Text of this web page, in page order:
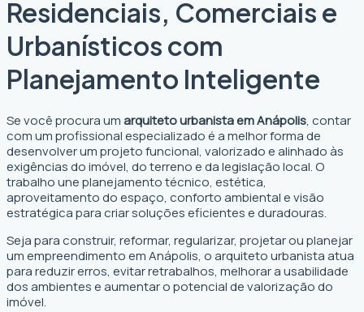
Residenciais, Comerciais e
Urbanísticos com
Planejamento Inteligente
Se você procura umarquiteto urbanista em Anápolis, contar
com um profissional especializado é a melhor forma de
desenvolver um projeto funcional, valorizado e alinhado às
exigências do imóvel, do terreno e da legislação local. O
trabalho une planejamento técnico, estética,
aproveitamento do espaço, conforto ambiental e visão
estratégica para criar soluções eficientes e duradouras.
Seja para construir, reformar, regularizar, projetar ou planejar
um empreendimento em Anápolis, o arquiteto urbanista atua
para reduzir erros, evitar retrabalhos, melhorar a usabilidade
dos ambientes e aumentar o potencial de valorização do
imóvel.